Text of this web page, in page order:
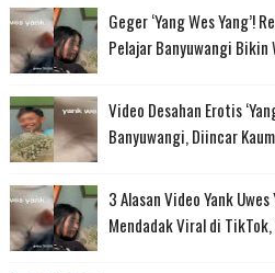
Geger ‘Yang Wes Yang’!
Pelajar Banyuwangi Bikin
Video Desahan Erotis
Banyuwangi, Diincar
3 Alasan Video Yank
Mendadak Viral di